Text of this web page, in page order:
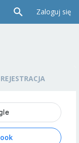
Zaloguj się
REJESTRACJA